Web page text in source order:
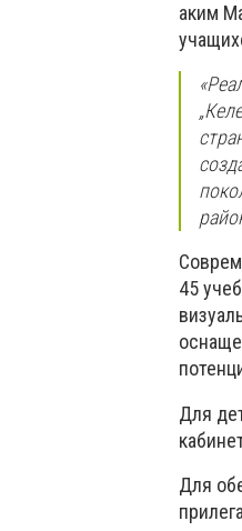
аким
45
Для
Для